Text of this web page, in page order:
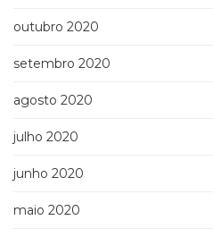
outubro 2020
setembro 2020
agosto 2020
julho 2020
junho 2020
maio 2020